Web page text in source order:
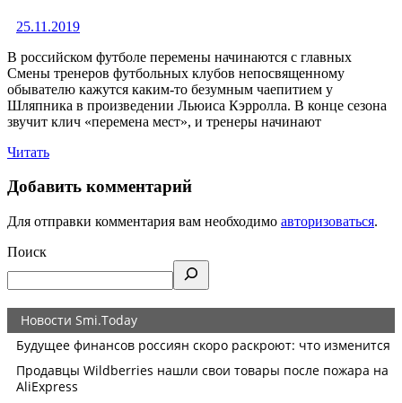
25.11.2019
В российском футболе перемены начинаются с главных
Смены тренеров футбольных клубов непосвященному
обывателю кажутся каким-то безумным чаепитием у
Шляпника в произведении Льюиса Кэрролла. В конце сезона
звучит клич «перемена мест», и тренеры начинают
Читать
Добавить комментарий
Для отправки комментария вам необходимо авторизоваться.
Поиск